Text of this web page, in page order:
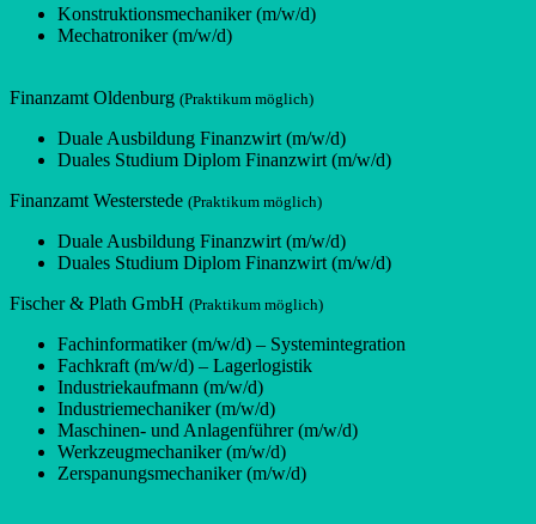
Konstruktionsmechaniker (m/w/d)
Mechatroniker (m/w/d)
Finanzamt Oldenburg (Praktikum möglich)
Duale Ausbildung Finanzwirt (m/w/d)
Duales Studium Diplom Finanzwirt (m/w/d)
Finanzamt Westerstede (Praktikum möglich)
Duale Ausbildung Finanzwirt (m/w/d)
Duales Studium Diplom Finanzwirt (m/w/d)
Fischer & Plath GmbH (Praktikum möglich)
Fachinformatiker (m/w/d) – Systemintegration
Fachkraft (m/w/d) – Lagerlogistik
Industriekaufmann (m/w/d)
Industriemechaniker (m/w/d)
Maschinen- und Anlagenführer (m/w/d)
Werkzeugmechaniker (m/w/d)
Zerspanungsmechaniker (m/w/d)